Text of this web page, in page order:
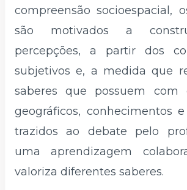
compreensão socioespacial,
são motivados a
percepções, a partir dos
subjetivos e, a medida que
saberes que possuem com
geográficos, conhecimentos
trazidos ao debate pelo
uma aprendizagem
valoriza diferentes saberes.